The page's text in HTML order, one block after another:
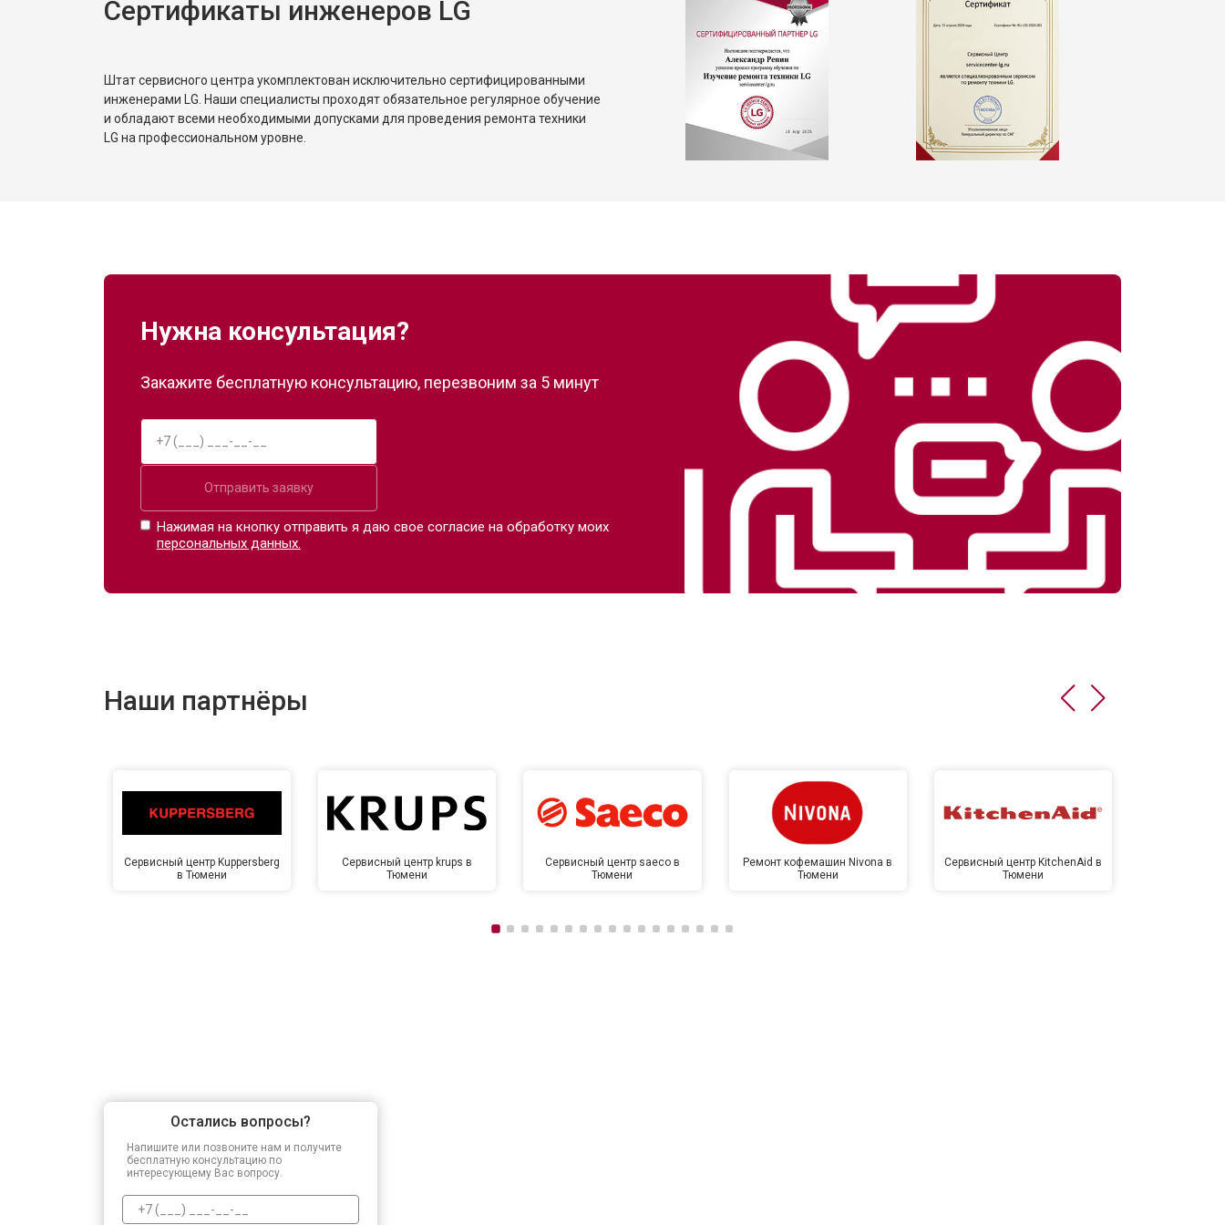
Замена реле от 2550 ₽ Заказать
от 50 мин от 1900 ₽ Заказать
Сертификаты инженеров LG
Штат сервисного центра укомплектован исключительно сертифицированными
инженерами LG. Наши специалисты проходят обязательное регулярное обучение
и обладают всеми необходимыми допусками для проведения ремонта техники
LG на профессиональном уровне.
Нужна консультация?
Закажите бесплатную консультацию, перезвоним за 5 минут
Отправить заявку
Нажимая на кнопку отправить я даю свое согласие на обработку моих
персональных данных.
Наши партнёры
Сервисный центр Kuppersberg
в Тюмени
Сервисный центр krups в
Тюмени
Сервисный центр saeco в
Тюмени
Ремонт кофемашин Nivona в
Тюмени
Сервисный центр KitchenAid в
Тюмени
Остались вопросы?
Напишите или позвоните нам и получите
бесплатную консультацию по
интересующему Вас вопросу.